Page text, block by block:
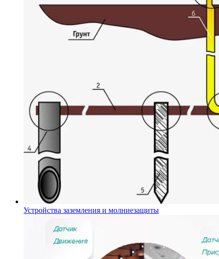
Устройства заземления и молниезащиты